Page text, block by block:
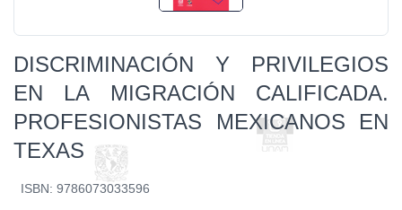
DISCRIMINACIÓN Y PRIVILEGIOS
EN LA MIGRACIÓN CALIFICADA.
PROFESIONISTAS MEXICANOS EN
TEXAS
ISBN: 9786073033596